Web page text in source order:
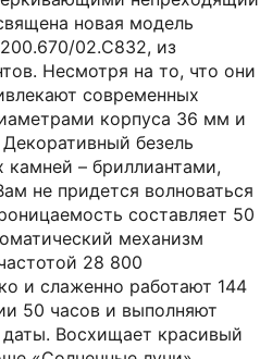
новая модель
02.C832, из
Несмотря на то, что они
современных
корпуса 36 мм и
безель
– бриллиантами,
не придется волноваться
составляет 50
механизм
28 800
и слаженно работают 144
50 часов и выполняют
Восхищает красивый